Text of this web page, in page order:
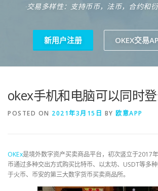
·交易多样性：支持币币，法币，合约和
新用户注册 OKEX交易
okex手机和电脑可以同时
POSTED ON 2021年3月15日 BY 欧意APP
OKEx是境外数字资产买卖商品平台，初次竖立于2017
币通过多种交出方式购买比特币、以太坊、USDT等多
于火币、币安的第三大数字货币买卖商品所。